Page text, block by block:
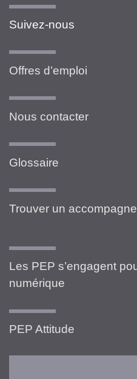
Suivez-nous
Offres d’emploi
Nous contacter
Glossaire
Trouver un
Les PEP s’engagent
numérique
PEP Attitude